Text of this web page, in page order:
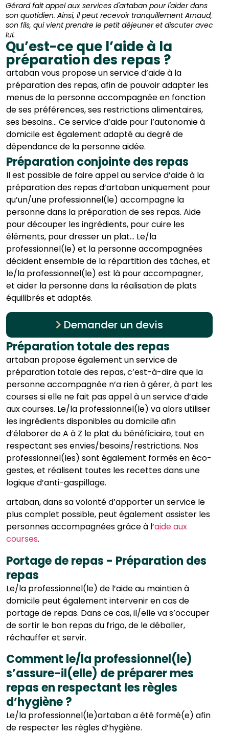
Gérard fait appel aux services d'artaban pour l'aider dans
son quotidien. Ainsi, il peut recevoir tranquillement Arnaud,
son fils, qui vient prendre le petit déjeuner et discuter avec
lui.
Qu’est-ce que l’aide à la
préparation des repas ?
artaban vous propose un service d’aide à la
préparation des repas, afin de pouvoir adapter les
menus de la personne accompagnée en fonction
de ses préférences, ses restrictions alimentaires,
ses besoins… Ce service d’aide pour l’autonomie à
domicile est également adapté au degré de
dépendance de la personne aidée.
Préparation conjointe des repas
Il est possible de faire appel au service d’aide à la
préparation des repas d’artaban uniquement pour
qu’un/une professionnel(le) accompagne la
personne dans la préparation de ses repas. Aide
pour découper les ingrédients, pour cuire les
éléments, pour dresser un plat… Le/la
professionnel(le) et la personne accompagnées
décident ensemble de la répartition des tâches, et
le/la professionnel(le) est là pour accompagner,
et aider la personne dans la réalisation de plats
équilibrés et adaptés.
Demander un devis
Préparation totale des repas
artaban propose également un service de
préparation totale des repas, c’est-à-dire que la
personne accompagnée n’a rien à gérer, à part les
courses si elle ne fait pas appel à un service d’aide
aux courses. Le/la professionnel(le) va alors utiliser
les ingrédients disponibles au domicile afin
d’élaborer de A à Z le plat du bénéficiaire, tout en
respectant ses envies/besoins/restrictions. Nos
professionnel(les) sont également formés en éco-
gestes, et réalisent toutes les recettes dans une
logique d’anti-gaspillage.
artaban, dans sa volonté d’apporter un service le
plus complet possible, peut également assister les
personnes accompagnées grâce à l’aide aux
courses.
Portage de repas - Préparation des
repas
Le/la professionnel(le) de l’aide au maintien à
domicile peut également intervenir en cas de
portage de repas. Dans ce cas, il/elle va s’occuper
de sortir le bon repas du frigo, de le déballer,
réchauffer et servir.
Comment le/la professionnel(le)
s’assure-il(elle) de préparer mes
repas en respectant les règles
d’hygiène ?
Le/la professionnel(le)artaban a été formé(e) afin
de respecter les règles d’hygiène.